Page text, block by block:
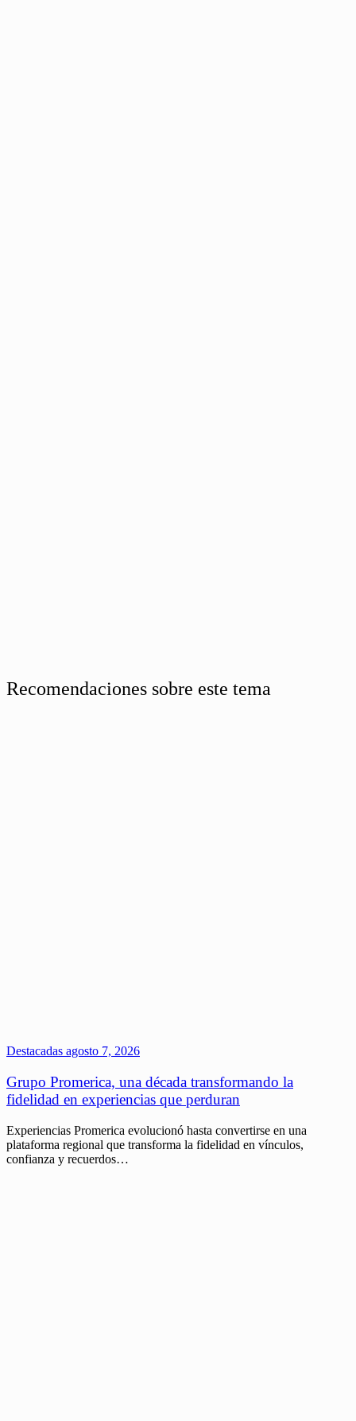
Recomendaciones sobre este tema
Destacadas agosto 7, 2026
Grupo Promerica, una década transformando la
fidelidad en experiencias que perduran
Experiencias Promerica evolucionó hasta convertirse en una
plataforma regional que transforma la fidelidad en vínculos,
confianza y recuerdos…